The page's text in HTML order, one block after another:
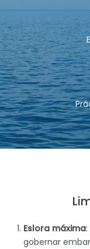
Eslora máxima
gobernar